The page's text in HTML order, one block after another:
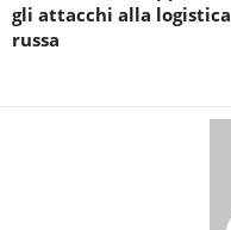
gli attacchi alla logistica
russa